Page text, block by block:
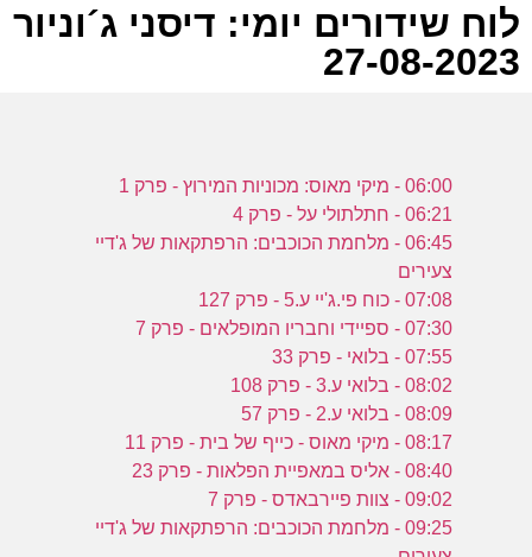
לוח שידורים יומי: דיסני ג´וניור
27-08-2023
06:00 - מיקי מאוס: מכוניות המירוץ - פרק 1
06:21 - חתלתולי על - פרק 4
06:45 - מלחמת הכוכבים: הרפתקאות של ג'דיי
צעירים
07:08 - כוח פי.ג'יי ע.5 - פרק 127
07:30 - ספיידי וחבריו המופלאים - פרק 7
07:55 - בלואי - פרק 33
08:02 - בלואי ע.3 - פרק 108
08:09 - בלואי ע.2 - פרק 57
08:17 - מיקי מאוס - כייף של בית - פרק 11
08:40 - אליס במאפיית הפלאות - פרק 23
09:02 - צוות פיירבאדס - פרק 7
09:25 - מלחמת הכוכבים: הרפתקאות של ג'דיי